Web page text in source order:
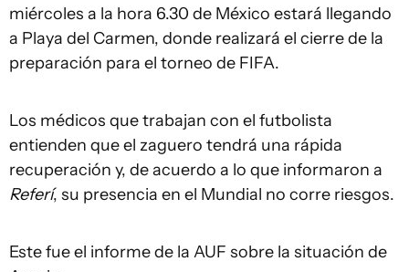
miércoles a la hora 6.30 de México estará llegando
a Playa del Carmen, donde realizará el cierre de la
preparación para el torneo de FIFA.
Los médicos que trabajan con el futbolista
entienden que el zaguero tendrá una rápida
recuperación y, de acuerdo a lo que informaron a
Referí, su presencia en el Mundial no corre riesgos.
Este fue el informe de la AUF sobre la situación de